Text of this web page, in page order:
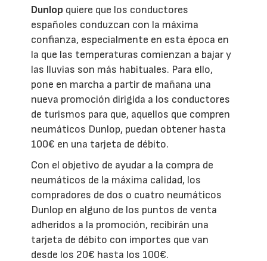
Dunlop quiere que los conductores
españoles conduzcan con la máxima
confianza, especialmente en esta época en
la que las temperaturas comienzan a bajar y
las lluvias son más habituales. Para ello,
pone en marcha a partir de mañana una
nueva promoción dirigida a los conductores
de turismos para que, aquellos que compren
neumáticos Dunlop, puedan obtener hasta
100€ en una tarjeta de débito.
Con el objetivo de ayudar a la compra de
neumáticos de la máxima calidad, los
compradores de dos o cuatro neumáticos
Dunlop en alguno de los puntos de venta
adheridos a la promoción, recibirán una
tarjeta de débito con importes que van
desde los 20€ hasta los 100€.